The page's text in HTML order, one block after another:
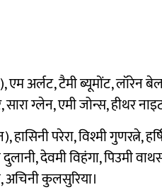
एम अर्लट, टैमी ब्यूमोंट, लॉरेन
ग्लेन, एमी जोन्स, हीथर
परेरा, विश्मी गुणरत्ने,
देवमी विहंगा, पिउमी
अचिनी कुलसुरिया।